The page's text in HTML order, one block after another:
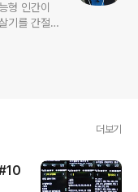
형 인간이
기를 간절히
더보기